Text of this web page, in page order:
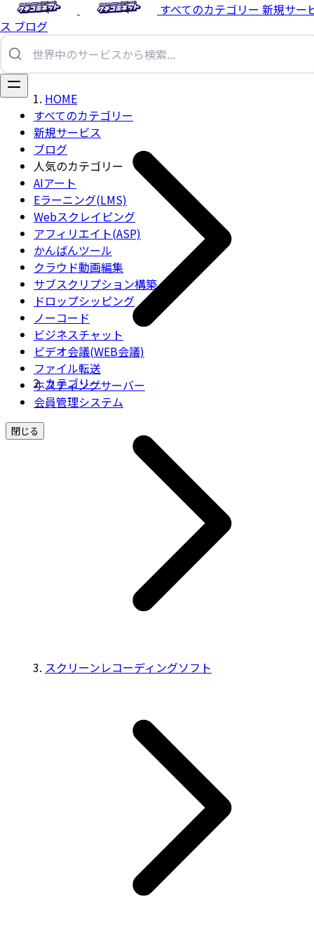
すべてのカテゴリー 新規サー
ス ブログ
すべてのカテゴリー
新規サービス
ブログ
人気のカテゴリー
AIアート
Eラーニング(LMS)
Webスクレイピング
アフィリエイト(ASP)
かんばんツール
クラウド動画編集
サブスクリプション構築
ドロップシッピング
ノーコード
ビジネスチャット
ビデオ会議(WEB会議)
ファイル転送
ホスティングサーバー
会員管理システム
閉じる
HOME
カテゴリー
スクリーンレコーディングソフト